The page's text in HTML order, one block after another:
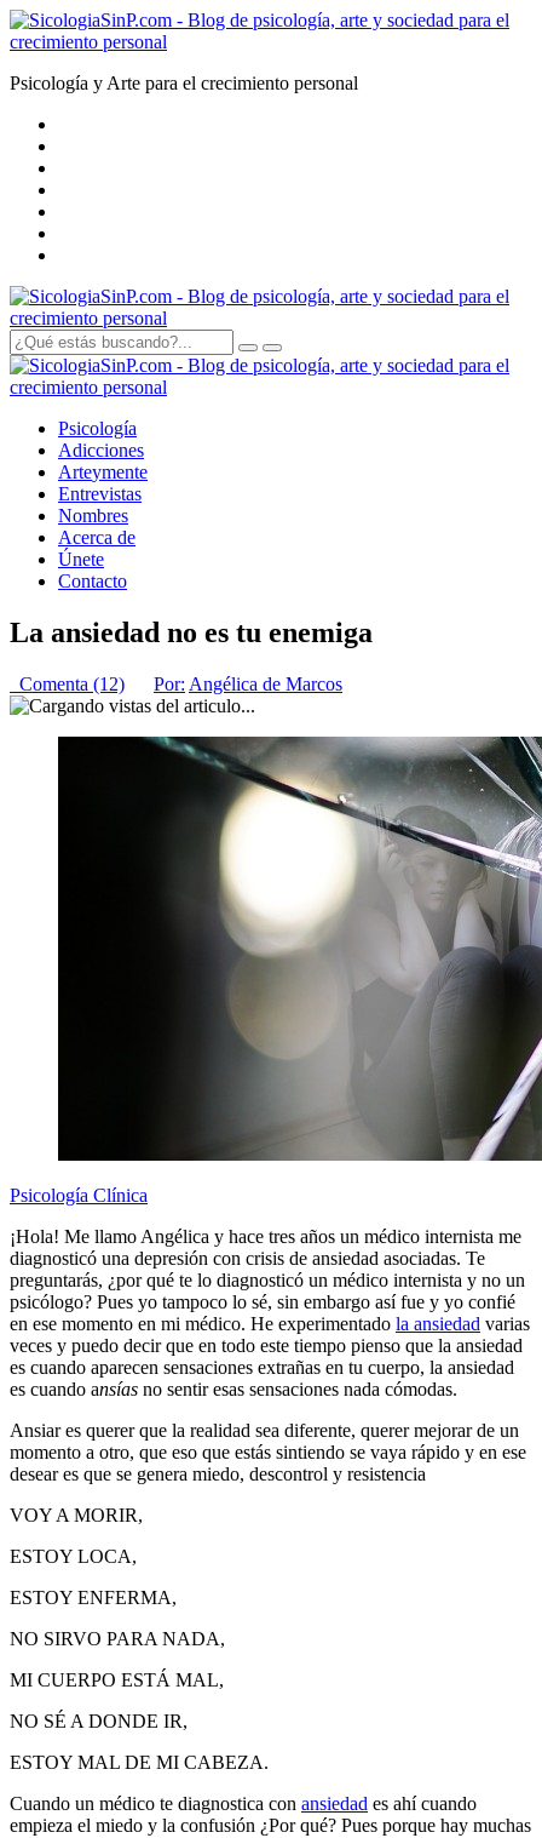
Psicología y Arte para el crecimiento personal
Psicología
Adicciones
Arteymente
Entrevistas
Nombres
Acerca de
Únete
Contacto
La ansiedad no es tu enemiga
Comenta (12) Por: Angélica de Marcos
Psicología Clínica
¡Hola! Me llamo Angélica y hace tres años un médico internista me
diagnosticó una depresión con crisis de ansiedad asociadas. Te
preguntarás, ¿por qué te lo diagnosticó un médico internista y no un
psicólogo? Pues yo tampoco lo sé, sin embargo así fue y yo confié
en ese momento en mi médico. He experimentado la ansiedad varias
veces y puedo decir que en todo este tiempo pienso que la ansiedad
es cuando aparecen sensaciones extrañas en tu cuerpo, la ansiedad
es cuando ansías no sentir esas sensaciones nada cómodas.
Ansiar es querer que la realidad sea diferente, querer mejorar de un
momento a otro, que eso que estás sintiendo se vaya rápido y en ese
desear es que se genera miedo, descontrol y resistencia
VOY A MORIR,
ESTOY LOCA,
ESTOY ENFERMA,
NO SIRVO PARA NADA,
MI CUERPO ESTÁ MAL,
NO SÉ A DONDE IR,
ESTOY MAL DE MI CABEZA.
Cuando un médico te diagnostica con ansiedad es ahí cuando
empieza el miedo y la confusión ¿Por qué? Pues porque hay muchas